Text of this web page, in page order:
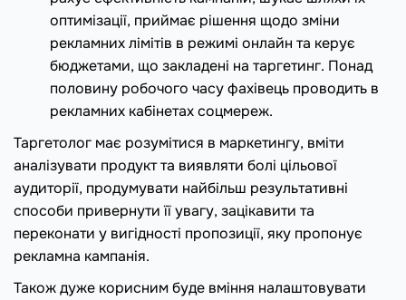
оптимізації, приймає рішення щодо зміни
рекламних лімітів в режимі онлайн та керує
бюджетами, що закладені на таргетинг. Понад
половину робочого часу фахівець проводить в
рекламних кабінетах соцмереж.
Таргетолог має розумітися в маркетингу, вміти
аналізувати продукт та виявляти болі цільової
аудиторії, продумувати найбільш результативні
способи привернути її увагу, зацікавити та
переконати у вигідності пропозиції, яку пропонує
рекламна кампанія.
Також дуже корисним буде вміння налаштовувати